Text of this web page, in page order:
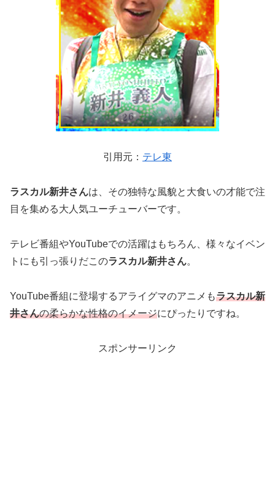
引用元： テレ東
ラスカル新井さんは、その独特な風貌と大食いの才能で注
目を集める大人気ユーチューバーです。
テレビ番組やYouTubeでの活躍はもちろん、様々なイベン
トにも引っ張りだこのラスカル新井さん。
YouTube番組に登場するアライグマのアニメもラスカル新
井さんの柔らかな性格のイメージにぴったりですね。
スポンサーリンク